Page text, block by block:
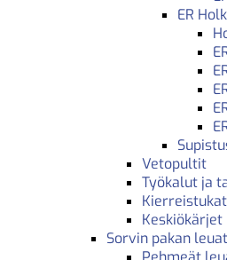
ER
Vetopultit
Työkalut ja
Kierreistukat
Keskiökärjet
Sorvin pakan leuat